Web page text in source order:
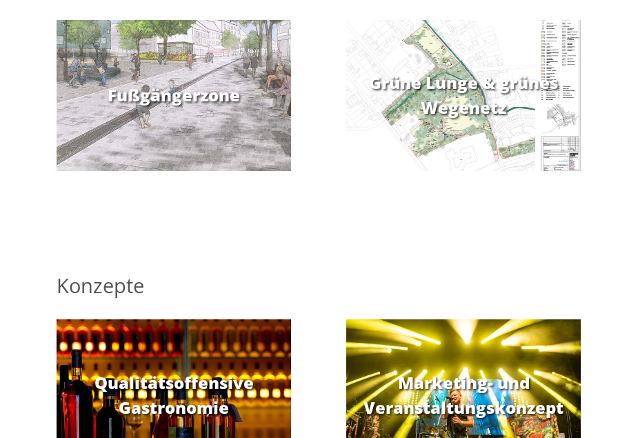
Navigation
überspringen
Fußgängerzone
Grüne Lunge & grünes
Wegenetz
Konzepte
Navigation
überspringen
Qualitätsoffensive
Gastronomie
Marketing- und
Veranstaltungskonzept